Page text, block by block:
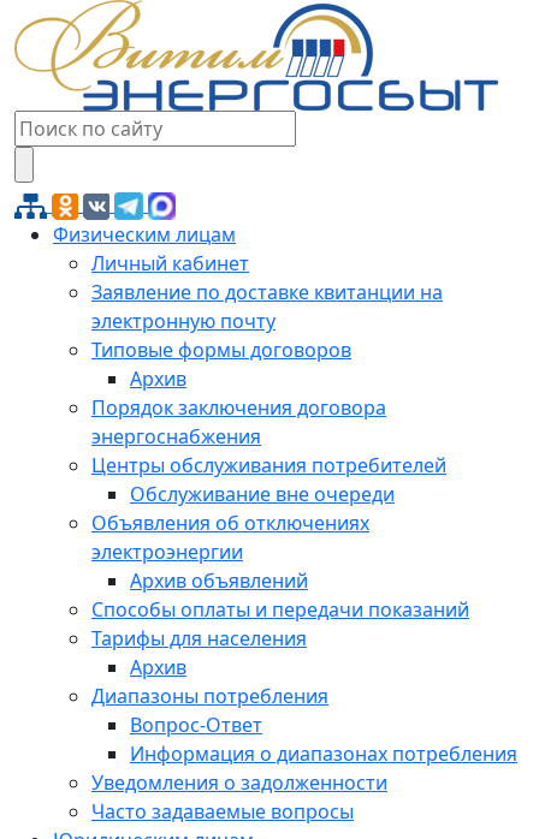
Физическим лицам
Личный кабинет
Заявление по доставке квитанции на
электронную почту
Типовые формы договоров
Архив
Порядок заключения договора
энергоснабжения
Центры обслуживания потребителей
Обслуживание вне очереди
Объявления об отключениях
электроэнергии
Архив объявлений
Способы оплаты и передачи показаний
Тарифы для населения
Архив
Диапазоны потребления
Вопрос-Ответ
Информация о диапазонах потребления
Уведомления о задолженности
Часто задаваемые вопросы